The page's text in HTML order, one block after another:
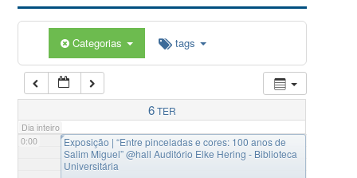
Categorias tags
6TER
Dia inteiro
0:00
◤Exposição | “Entre pinceladas e cores: 100 anos de
Salim Miguel”@hall Auditório Elke Hering - Biblioteca
Universitária